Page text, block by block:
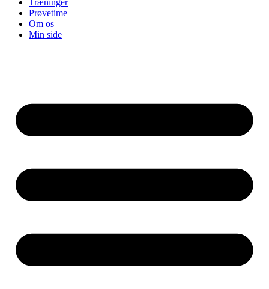
Træninger
Prøvetime
Om os
Min side